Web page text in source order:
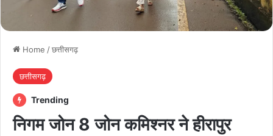
Home /छत्तीसगढ़
छत्तीसगढ़
Trending
निगम जोन 8 जोन कमिश्नर ने हीरापुर